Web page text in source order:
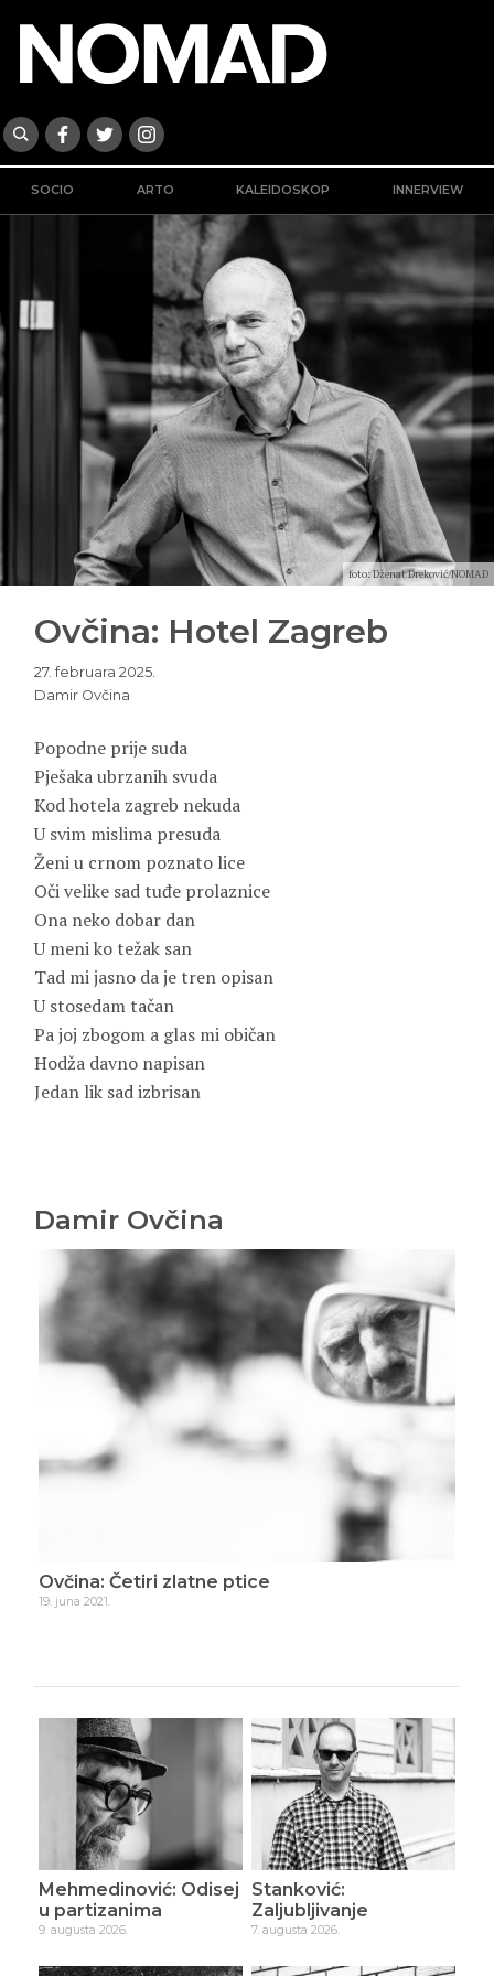
SOCIO ARTO KALEIDOSKOP INNERVIEW
foto: Dženat Dreković/NOMAD
Ovčina: Hotel Zagreb
27. februara 2025.
Damir Ovčina
Popodne prije suda
Pješaka ubrzanih svuda
Kod hotela zagreb nekuda
U svim mislima presuda
Ženi u crnom poznato lice
Oči velike sad tuđe prolaznice
Ona neko dobar dan
U meni ko težak san
Tad mi jasno da je tren opisan
U stosedam tačan
Pa joj zbogom a glas mi običan
Hodža davno napisan
Jedan lik sad izbrisan
Damir Ovčina
Ovčina: Četiri zlatne ptice
19. juna 2021.
Mehmedinović: Odisej
u partizanima
9. augusta 2026.
Stanković:
Zaljubljivanje
7. augusta 2026.